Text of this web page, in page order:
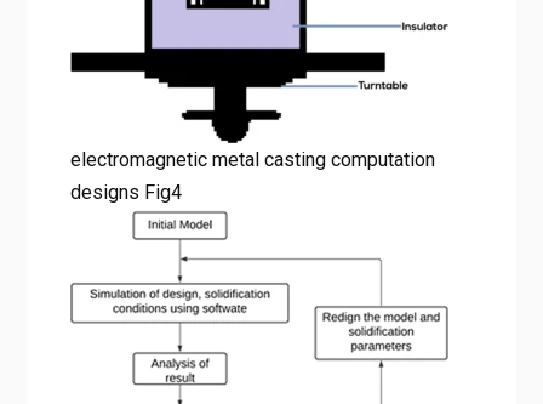
electromagnetic metal casting computation
designs Fig4